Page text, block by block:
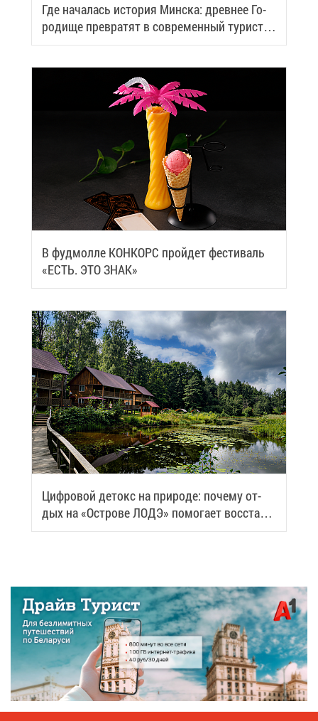
Где на­ча­лась ис­то­рия Мин­ска: древ­нее Го­
ро­ди­ще пре­вра­тят в со­вре­мен­ный ту­ри­сти­
че­ский центр
В фуд­мол­ле КОН­КОРС прой­дет фе­сти­валь
«ЕСТЬ. ЭТО ЗНАК»
Циф­ро­вой де­токс на при­ро­де: по­че­му от­
дых на «Ост­ро­ве ЛОДЭ» по­мо­га­ет вос­ста­но­
вить си­лы